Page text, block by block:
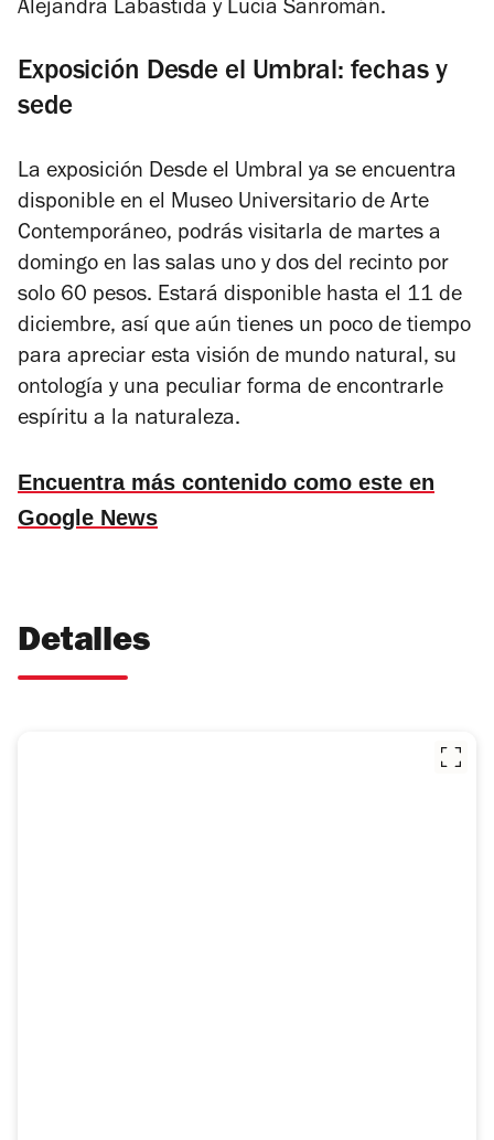
Alejandra Labastida y Lucía Sanromán.
Exposición Desde el Umbral: fechas y
sede
La exposición Desde el Umbral ya se encuentra
disponible en el Museo Universitario de Arte
Contemporáneo, podrás visitarla de martes a
domingo en las salas uno y dos del recinto por
solo 60 pesos. Estará disponible hasta el 11 de
diciembre, así que aún tienes un poco de tiempo
para apreciar esta visión de mundo natural, su
ontología y una peculiar forma de encontrarle
espíritu a la naturaleza.
Encuentra más contenido como este en
Google News
Detalles